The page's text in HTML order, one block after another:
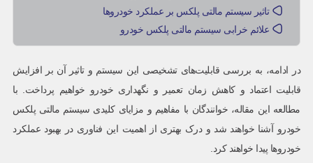
تاثیر سیستم مالتی پلکس بر عملکرد خودروها
علائم خرابی سیستم مالتی پلکس خودرو
در ادامه، به بررسی قابلیت‌های تشخیصی این سیستم و تاثیر آن بر افزایش
قابلیت اعتماد و کاهش زمان تعمیر و نگهداری خودرو خواهیم پرداخت. با
مطالعه این مقاله، خوانندگان با مفاهیم و مزایای کلیدی سیستم مالتی پلکس
خودرو آشنا خواهند شد و درک بهتری از اهمیت این فناوری در بهبود عملکرد
خودروها پیدا خواهند کرد.